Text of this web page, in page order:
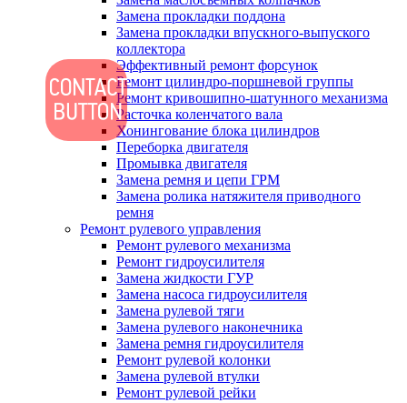
Замена прокладки поддона
Замена прокладки впускного-выпуского
коллектора
Эффективный ремонт форсунок
Ремонт цилиндро-поршневой группы
Ремонт кривошипно-шатунного механизма
Расточка коленчатого вала
Хонингование блока цилиндров
Переборка двигателя
Промывка двигателя
Замена ремня и цепи ГРМ
Замена ролика натяжителя приводного
ремня
Ремонт рулевого управления
Ремонт рулевого механизма
Ремонт гидроусилителя
Замена жидкости ГУР
Замена насоса гидроусилителя
Замена рулевой тяги
Замена рулевого наконечника
Замена ремня гидроусилителя
Ремонт рулевой колонки
Замена рулевой втулки
Ремонт рулевой рейки